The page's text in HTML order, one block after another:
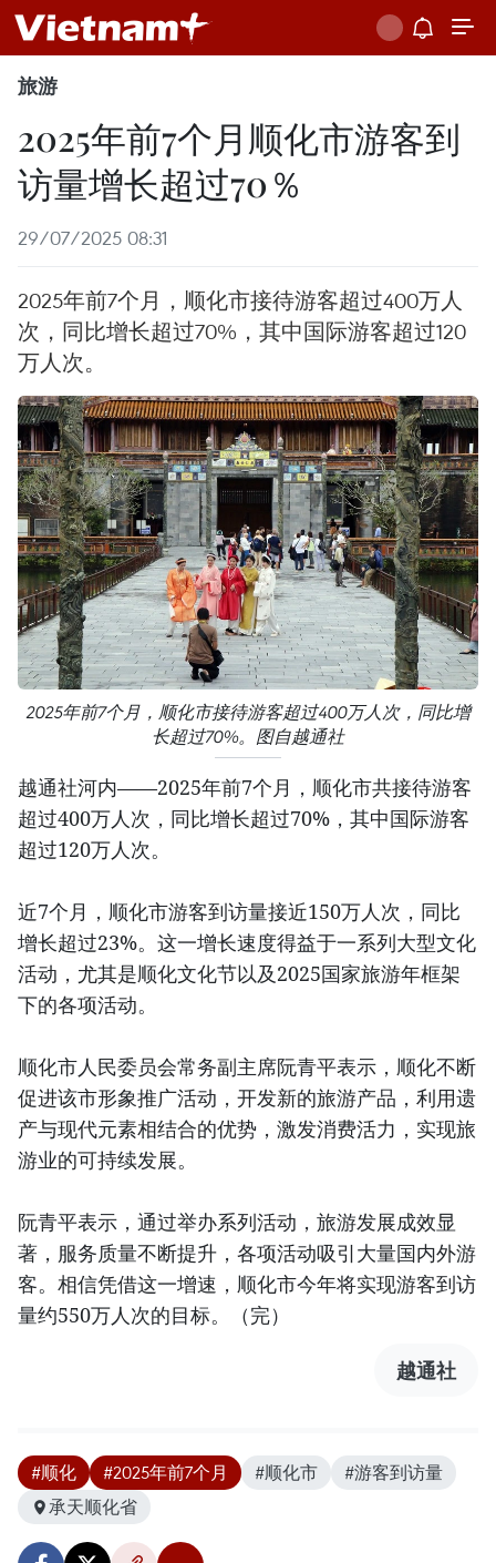
旅游
2025年前7个月顺化市游客到
访量增长超过70％
29/07/2025 08:31
2025年前7个月，顺化市接待游客超过400万人
次，同比增长超过70%，其中国际游客超过120
万人次。
2025年前7个月，顺化市接待游客超过400万人次，同比增
长超过70%。图自越通社
越通社河内——2025年前7个月，顺化市共接待游客
超过400万人次，同比增长超过70%，其中国际游客
超过120万人次。
近7个月，顺化市游客到访量接近150万人次，同比
增长超过23%。这一增长速度得益于一系列大型文化
活动，尤其是顺化文化节以及2025国家旅游年框架
下的各项活动。
顺化市人民委员会常务副主席阮青平表示，顺化不断
促进该市形象推广活动，开发新的旅游产品，利用遗
产与现代元素相结合的优势，激发消费活力，实现旅
游业的可持续发展。
阮青平表示，通过举办系列活动，旅游发展成效显
著，服务质量不断提升，各项活动吸引大量国内外游
客。相信凭借这一增速，顺化市今年将实现游客到访
量约550万人次的目标。（完）
越通社
#顺化 #2025年前7个月 #顺化市
#游客到访量
承天顺化省